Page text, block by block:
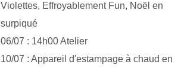
Violettes, Effroyablement Fun, Noël en
surpiqué
06/07 : 14h00 Atelier
10/07 : Appareil d'estampage à chaud en